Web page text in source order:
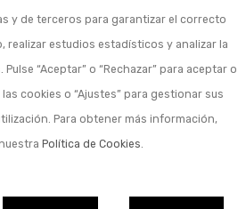
y de terceros para garantizar el correcto
realizar estudios estadísticos y analizar la
“Aceptar” o “Rechazar” para aceptar o
cookies o “Ajustes” para gestionar sus
Para obtener más información,
Política de Cookies.
en Cuchillería: